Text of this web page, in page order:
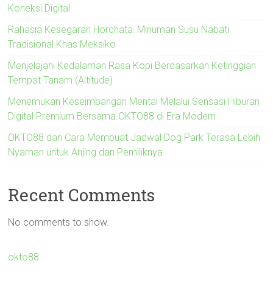
Koneksi Digital
Rahasia Kesegaran Horchata: Minuman Susu Nabati
Tradisional Khas Meksiko
Menjelajahi Kedalaman Rasa Kopi Berdasarkan Ketinggian
Tempat Tanam (Altitude)
Menemukan Keseimbangan Mental Melalui Sensasi Hiburan
Digital Premium Bersama OKTO88 di Era Modern
OKTO88 dan Cara Membuat Jadwal Dog Park Terasa Lebih
Nyaman untuk Anjing dan Pemiliknya
Recent Comments
No comments to show.
okto88